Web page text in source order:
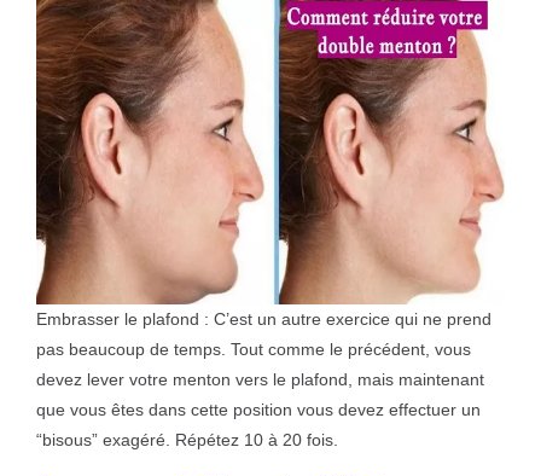
Embrasser le plafond : C’est un autre exercice qui ne prend
pas beaucoup de temps. Tout comme le précédent, vous
devez lever votre menton vers le plafond, mais maintenant
que vous êtes dans cette position vous devez effectuer un
“bisous” exagéré. Répétez 10 à 20 fois.